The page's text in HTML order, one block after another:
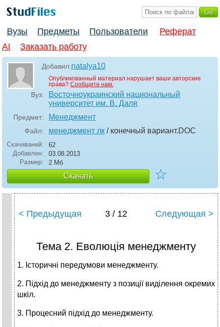
Вузы Предметы Пользователи
Реферат
AI
Заказать работу
Добавил:natalya10
Опубликованный материал нарушает ваши авторские
права? Сообщите нам.
Вуз:
Восточноукраинский национальный
университет им. В. Даля
Предмет: Менеджмент
Файл: менеджмент лк / конечный вариант.DOC
Скачиваний:
62
Добавлен:
03.08.2013
Размер:
2 Мб
Скачать ☆
< Предыдущая 3 / 12 Следующая >
Тема 2. Еволюція менеджменту
1. Історичні передумови менеджменту.
2. Підхід до менеджменту з позиції виділення окремих
шкіл.
3. Процесний підхід до менеджменту.